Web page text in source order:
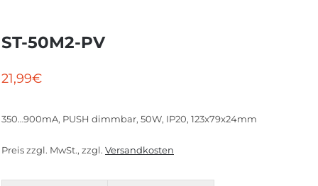
ST-50M2-PV
21,99€
350…900mA, PUSH dimmbar, 50W, IP20, 123x79x24mm
Preis zzgl. MwSt., zzgl. Versandkosten